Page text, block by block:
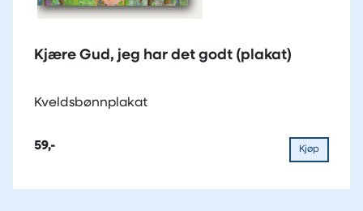
Kjære Gud, jeg har det godt (plakat)
Kveldsbønnplakat
59,- Kjøp